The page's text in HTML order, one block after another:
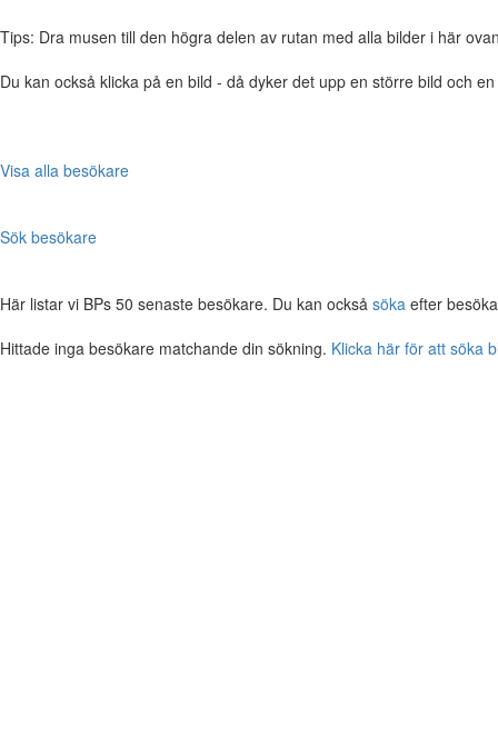
Tips: Dra musen till den högra delen av rutan med alla bilder i här
Du kan också klicka på en bild - då dyker det upp en större bild och
Visa alla besökare
Sök besökare
Här listar vi BPs 50 senaste besökare. Du kan också söka efter
Hittade inga besökare matchande din sökning. Klicka här för att söka